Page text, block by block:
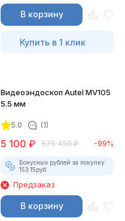
В корзину
Купить в 1 клик
Видеоэндоскоп Autel MV105
5.5 мм
5.0 (1)
5 100 ₽ 575 450 ₽ -99%
Бонусных рублей за покупку:
153.15руб.
Предзаказ
В корзину